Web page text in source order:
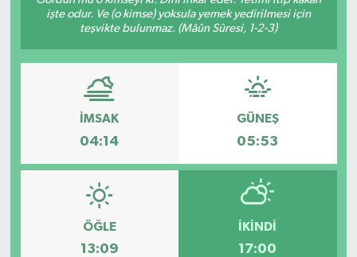
işte odur. Ve (o kimse) yoksula yemek yedirilmesi için
teşvikte bulunmaz. (Mâûn Sûresi, 1-2-3)
İMSAK
04:14
GÜNEŞ
05:53
ÖĞLE
13:09
İKINDI
17:00